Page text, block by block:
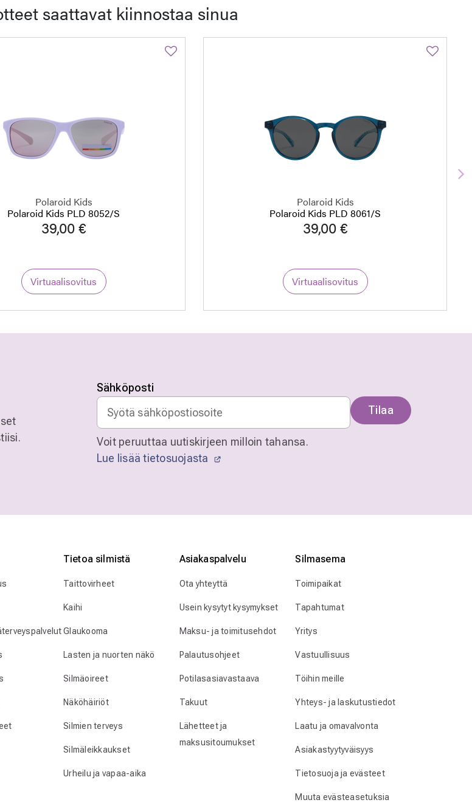
saattavat kiinnostaa sinua
Polaroid Kids
Polaroid Kids PLD 8052/S
39,00 €
Virtuaalisovitus
Polaroid Kids
Polaroid Kids PLD 8061/S
39,00 €
Virtuaalisovitus
Sähköposti
Tilaa
Voit peruuttaa uutiskirjeen milloin tahansa.
Lue lisää tietosuojasta
Tietoa silmistä
Taittovirheet
Kaihi
Glaukooma
Lasten ja nuorten näkö
Silmäoireet
Näköhäiriöt
Silmien terveys
Silmäleikkaukset
Urheilu ja vapaa-aika
Asiakaspalvelu
Ota yhteyttä
Usein kysytyt kysymykset
Maksu- ja toimitusehdot
Palautusohjeet
Potilasasiavastaava
Takuut
Lähetteet ja
maksusitoumukset
Silmӓasema
Toimipaikat
Tapahtumat
Yritys
Vastuullisuus
Töihin meille
Yhteys- ja laskutustiedot
Laatu ja omavalvonta
Asiakastyytyväisyys
Tietosuoja ja evästeet
Muuta evästeasetuksia